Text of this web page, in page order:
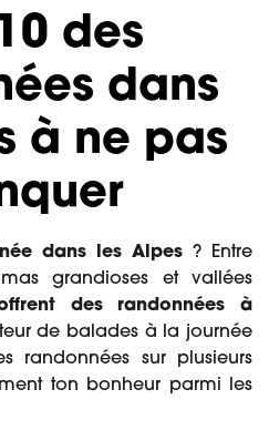
des
dans
à ne pas
dans les Alpes ? Entre
grandioses et vallées
des randonnées à
de balades à la journée
randonnées sur plusieurs
ton bonheur parmi les